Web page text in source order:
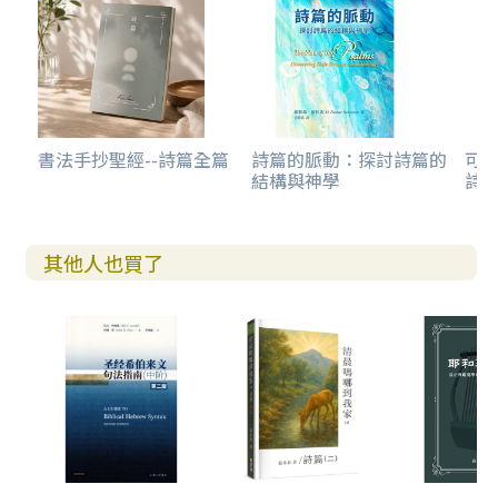
書法手抄聖經--詩篇全篇 詩篇的脈動：探討詩篇的
結構與神學
可
詩(
其他人也買了